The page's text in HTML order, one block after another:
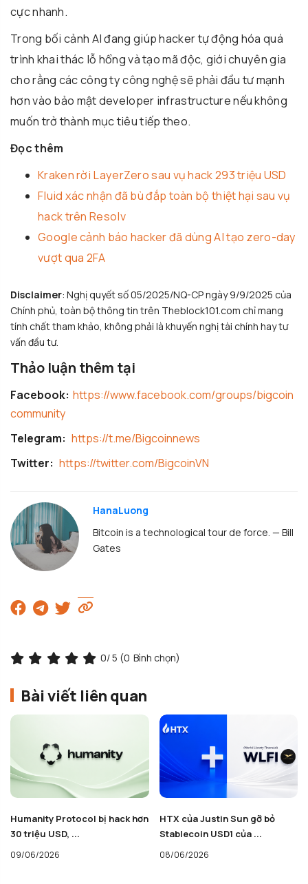
cực nhanh.
Trong bối cảnh AI đang giúp hacker tự động hóa quá
trình khai thác lỗ hổng và tạo mã độc, giới chuyên gia
cho rằng các công ty công nghệ sẽ phải đầu tư mạnh
hơn vào bảo mật developer infrastructure nếu không
muốn trở thành mục tiêu tiếp theo.
Đọc thêm
Kraken rời LayerZero sau vụ hack 293 triệu USD
Fluid xác nhận đã bù đắp toàn bộ thiệt hại sau vụ
hack trên Resolv
Google cảnh báo hacker đã dùng AI tạo zero-day
vượt qua 2FA
Disclaimer: Nghị quyết số 05/2025/NQ-CP ngày 9/9/2025 của
Chính phủ, toàn bộ thông tin trên Theblock101.com chỉ mang
tính chất tham khảo, không phải là khuyến nghị tài chính hay tư
vấn đầu tư.
Thảo luận thêm tại
Facebook: https://www.facebook.com/groups/bigcoin
community
Telegram: https://t.me/Bigcoinnews
Twitter: https://twitter.com/BigcoinVN
HanaLuong
Bitcoin is a technological tour de force. — Bill
Gates
0/ 5 (0 Bình chọn)
Bài viết liên quan
Humanity Protocol bị hack hơn
30 triệu USD, ...
09/06/2026
HTX của Justin Sun gỡ bỏ
Stablecoin USD1 của ...
08/06/2026